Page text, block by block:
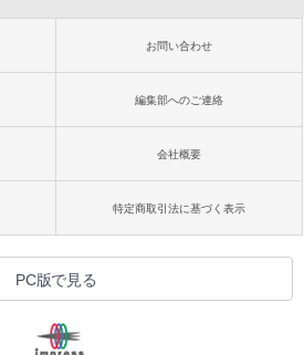
お問い合わせ
編集部へのご連絡
会社概要
特定商取引法に基づく表示
PC版で見る